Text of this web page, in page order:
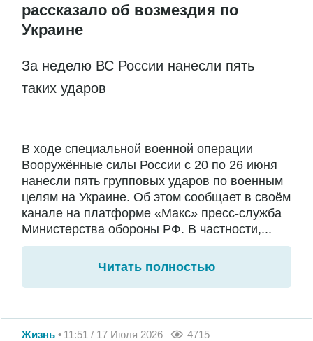
рассказало об возмездия по
Украине
За неделю ВС России нанесли пять
таких ударов
В ходе специальной военной операции
Вооружённые силы России с 20 по 26 июня
нанесли пять групповых ударов по военным
целям на Украине. Об этом сообщает в своём
канале на платформе «Макс» пресс-служба
Министерства обороны РФ. В частности,...
Читать полностью
Жизнь 11:51 / 17 Июля 2026 4715